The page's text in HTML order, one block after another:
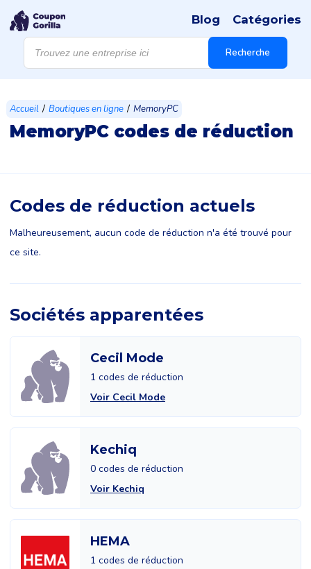
Recherche
produits
Recherche
Blog Catégories
Accueil / Boutiques en ligne / MemoryPC
MemoryPC codes de réduction
Codes de réduction actuels
Malheureusement, aucun code de réduction n'a été trouvé pour
ce site.
Sociétés apparentées
Cecil Mode
1 codes de réduction
Voir Cecil Mode
Kechiq
0 codes de réduction
Voir Kechiq
HEMA
1 codes de réduction